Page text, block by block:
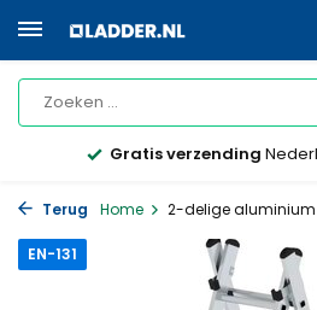
Gratis verzending
Terug Home 2-delige
EN-131